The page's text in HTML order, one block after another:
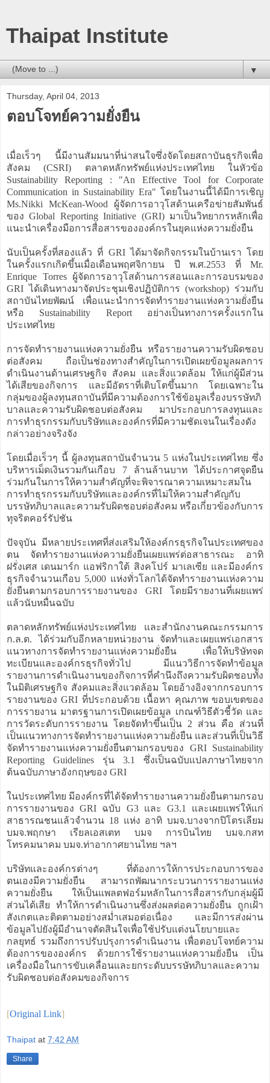
Thaipat Institute
▼
Thursday, April 04, 2013
ตอบโจทย์ความยั่งยืน
เมื่อเร็วๆ นี้มีงานสัมมนาที่น่าสนใจซึ่งจัดโดยสถาบันธุรกิจเพื่อ
สังคม (CSRI) ตลาดหลักทรัพย์แห่งประเทศไทย ในหัวข้อ
Sustainability Reporting : "An Effective Tool for Corporate
Communication in Sustainability Era" โดยในงานนี้ได้มีการเชิญ
Ms.Nikki McKean-Wood ผู้จัดการอาวุโสด้านเครือข่ายสัมพันธ์
ของ Global Reporting Initiative (GRI) มาเป็นวิทยากรหลักเพื่อ
แนะนำเครื่องมือการสื่อสารขององค์กรในยุคแห่งความยั่งยืน
นับเป็นครั้งที่สองแล้ว ที่ GRI ได้มาจัดกิจกรรมในบ้านเรา โดย
ในครั้งแรกเกิดขึ้นเมื่อเดือนพฤศจิกายน ปี พ.ศ.2553 ที่ Mr.
Enrique Torres ผู้จัดการอาวุโสด้านการสอนและการอบรมของ
GRI ได้เดินทางมาจัดประชุมเชิงปฏิบัติการ (workshop) ร่วมกับ
สถาบันไทยพัฒน์ เพื่อแนะนำการจัดทำรายงานแห่งความยั่งยืน
หรือ Sustainability Report อย่างเป็นทางการครั้งแรกใน
ประเทศไทย
การจัดทำรายงานแห่งความยั่งยืน หรือรายงานความรับผิดชอบ
ต่อสังคม ถือเป็นช่องทางสำคัญในการเปิดเผยข้อมูลผลการ
ดำเนินงานด้านเศรษฐกิจ สังคม และสิ่งแวดล้อม ให้แก่ผู้มีส่วน
ได้เสียของกิจการ และมีอัตราที่เติบโตขึ้นมาก โดยเฉพาะใน
กลุ่มของผู้ลงทุนสถาบันที่มีความต้องการใช้ข้อมูลเรื่องบรรษัทภิ
บาลและความรับผิดชอบต่อสังคม มาประกอบการลงทุนและ
การทำธุรกรรมกับบริษัทและองค์กรที่มีความชัดเจนในเรื่องดัง
กล่าวอย่างจริงจัง
โดยเมื่อเร็วๆ นี้ ผู้ลงทุนสถาบันจำนวน 5 แห่งในประเทศไทย ซึ่ง
บริหารเม็ดเงินรวมกันเกือบ 7 ล้านล้านบาท ได้ประกาศจุดยืน
ร่วมกันในการให้ความสำคัญที่จะพิจารณาความเหมาะสมใน
การทำธุรกรรมกับบริษัทและองค์กรที่ไม่ให้ความสำคัญกับ
บรรษัทภิบาลและความรับผิดชอบต่อสังคม หรือเกี่ยวข้องกับการ
ทุจริตคอร์รัปชัน
ปัจจุบัน มีหลายประเทศที่ส่งเสริมให้องค์กรธุรกิจในประเทศของ
ตน จัดทำรายงานแห่งความยั่งยืนเผยแพร่ต่อสาธารณะ อาทิ
ฝรั่งเศส เดนมาร์ก แอฟริกาใต้ สิงคโปร์ มาเลเซีย และมีองค์กร
ธุรกิจจำนวนเกือบ 5,000 แห่งทั่วโลกได้จัดทำรายงานแห่งความ
ยั่งยืนตามกรอบการรายงานของ GRI โดยมีรายงานที่เผยแพร่
แล้วนับหมื่นฉบับ
ตลาดหลักทรัพย์แห่งประเทศไทย และสำนักงานคณะกรรมการ
ก.ล.ต. ได้ร่วมกับอีกหลายหน่วยงาน จัดทำและเผยแพร่เอกสาร
แนวทางการจัดทำรายงานแห่งความยั่งยืน เพื่อให้บริษัทจด
ทะเบียนและองค์กรธุรกิจทั่วไป มีแนววิธีการจัดทำข้อมูล
รายงานการดำเนินงานของกิจการที่คำนึงถึงความรับผิดชอบทั้ง
ในมิติเศรษฐกิจ สังคมและสิ่งแวดล้อม โดยอ้างอิงจากกรอบการ
รายงานของ GRI ที่ประกอบด้วย เนื้อหา คุณภาพ ขอบเขตของ
การรายงาน มาตรฐานการเปิดเผยข้อมูล เกณฑ์วิธีตัวชี้วัด และ
การวัดระดับการรายงาน โดยจัดทำขึ้นเป็น 2 ส่วน คือ ส่วนที่
เป็นแนวทางการจัดทำรายงานแห่งความยั่งยืน และส่วนที่เป็นวิธี
จัดทำรายงานแห่งความยั่งยืนตามกรอบของ GRI Sustainability
Reporting Guidelines รุ่น 3.1 ซึ่งเป็นฉบับแปลภาษาไทยจาก
ต้นฉบับภาษาอังกฤษของ GRI
ในประเทศไทย มีองค์กรที่ได้จัดทำรายงานความยั่งยืนตามกรอบ
การรายงานของ GRI ฉบับ G3 และ G3.1 และเผยแพร่ให้แก่
สาธารณชนแล้วจำนวน 18 แห่ง อาทิ บมจ.บางจากปิโตรเลียม
บมจ.พฤกษา เรียลเอสเตท บมจ การบินไทย บมจ.กสท
โทรคมนาคม บมจ.ท่าอากาศยานไทย ฯลฯ
บริษัทและองค์กรต่างๆ ที่ต้องการให้การประกอบการของ
ตนเองมีความยั่งยืน สามารถพัฒนากระบวนการรายงานแห่ง
ความยั่งยืน ให้เป็นแพลตฟอร์มหลักในการสื่อสารกับกลุ่มผู้มี
ส่วนได้เสีย ทำให้การดำเนินงานซึ่งส่งผลต่อความยั่งยืน ถูกเฝ้า
สังเกตและติดตามอย่างสม่ำเสมอต่อเนื่อง และมีการส่งผ่าน
ข้อมูลไปยังผู้มีอำนาจตัดสินใจเพื่อใช้ปรับแต่งนโยบายและ
กลยุทธ์ รวมถึงการปรับปรุงการดำเนินงาน เพื่อตอบโจทย์ความ
ต้องการขององค์กร ด้วยการใช้รายงานแห่งความยั่งยืน เป็น
เครื่องมือในการขับเคลื่อนและยกระดับบรรษัทภิบาลและความ
รับผิดชอบต่อสังคมของกิจการ
[Original Link]
Thaipat at 7:42 AM
Share